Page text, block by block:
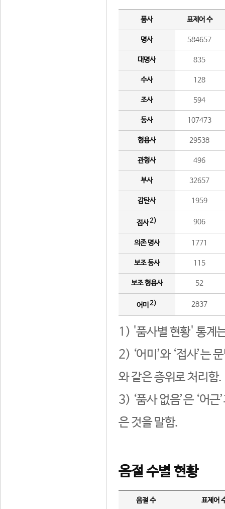
품사 표제어 수
명사 584657
대명사 835
수사 128
조사 594
동사 107473
형용사 29538
관형사 496
부사 32657
감탄사 1959
접사2) 906
의존 명사 1771
보조 동사 115
보조 형용사 52
어미 2) 2837
1) '품사별 현황' 통계
2) ‘어미’와 ‘접사’는
와 같은 층위로 처리함.
3) ‘품사 없음’은 ‘어
은 것을 말함.
음절 수별 현황
음절 수 표제어